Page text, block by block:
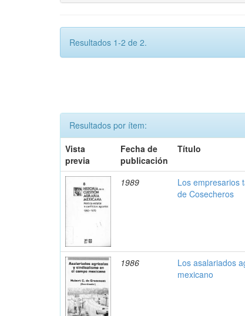
Resultados 1-2 de 2.
Resultados por ítem:
Vista
previa
Fecha de
publicación
Título
1989
Los empresarios
de Cosecheros
1986
Los asalariados
mexicano